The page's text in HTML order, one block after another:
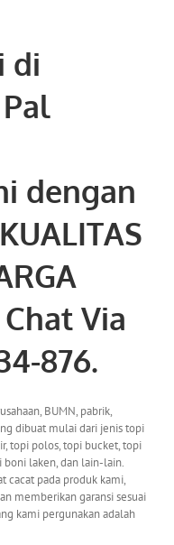
di
dengan
Chat Via
876.
BUMN, pabrik,
dibuat mulai dari jenis topi
topi polos, topi bucket, topi
laken, dan lain-lain.
cacat pada produk kami,
memberikan garansi sesuai
kami pergunakan adalah